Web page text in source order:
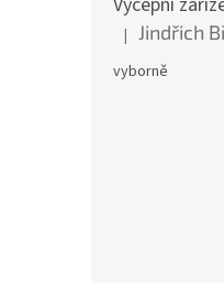
Hodnocení
| Jindřich
vyborně